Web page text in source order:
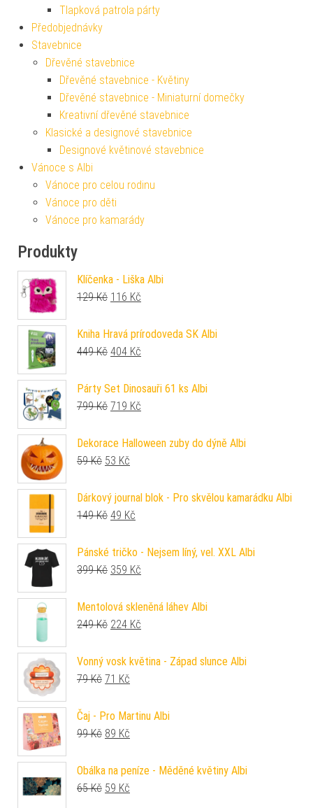
Tlapková patrola párty
Předobjednávky
Stavebnice
Dřevěné stavebnice
Dřevěné stavebnice - Květiny
Dřevěné stavebnice - Miniaturní domečky
Kreativní dřevěné stavebnice
Klasické a designové stavebnice
Designové květinové stavebnice
Vánoce s Albi
Vánoce pro celou rodinu
Vánoce pro děti
Vánoce pro kamarády
Produkty
Klíčenka - Liška Albi
129Kč Původní cena byla: 129 Kč.
116 Kč
Kniha Hravá prírodoveda SK Albi
449Kč Původní cena byla: 449 Kč.
404 Kč
Párty Set Dinosauři 61 ks Albi
799Kč Původní cena byla: 799 Kč.
719 Kč
Dekorace Halloween zuby do dýně Albi
59Kč Původní cena byla: 59 Kč.
53 Kč
Dárkový journal blok - Pro skvělou kamarádku Albi
149Kč Původní cena byla: 149 Kč.
49 Kč
Pánské tričko - Nejsem líný, vel. XXL Albi
399Kč Původní cena byla: 399 Kč.
359 Kč
Mentolová skleněná láhev Albi
249Kč Původní cena byla: 249 Kč.
224 Kč
Vonný vosk květina - Západ slunce Albi
79Kč Původní cena byla: 79 Kč.
71 Kč
Čaj - Pro Martinu Albi
99Kč Původní cena byla: 99 Kč.
89 Kč
Obálka na peníze - Měděné květiny Albi
65Kč Původní cena byla: 65 Kč.
59 Kč